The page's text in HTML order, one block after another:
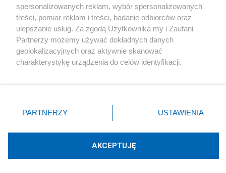
X Facebook Instagram Youtube
Technologię dostarcza:W3media.pl
spersonalizowanych reklam, wybór spersonalizowanych
treści, pomiar reklam i treści, badanie odbiorców oraz
ulepszanie usług. Za zgodą Użytkownika my i Zaufani
Partnerzy możemy używać dokładnych danych
geolokalizacyjnych oraz aktywnie skanować
charakterystykę urządzenia do celów identyfikacji.
zmienić/wycofać klikając przycisk ustawień prywatności
znajdujący się w lewym dolnym rogu strony
rodzaje przetwarzania danych nie wymagają zgody
użytkownika, ale masz prawo sprzeciwić się takiemu
PARTNERZY USTAWIENIA
AKCEPTUJĘ